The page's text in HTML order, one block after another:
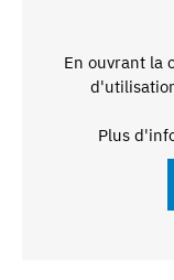
En ouvrant la
Plus